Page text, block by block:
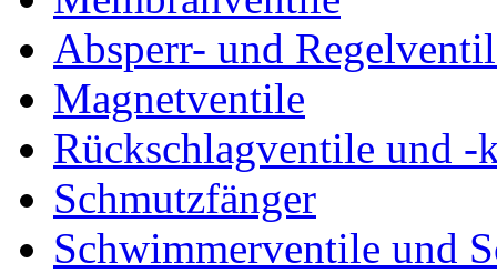
Absperr- und
Magnetventile
Rückschlagventile und -
Schmutzfänger
Schwimmerventile und